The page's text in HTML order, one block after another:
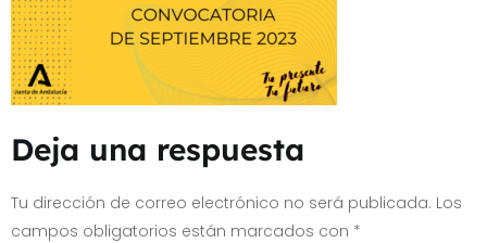
Deja una respuesta
Tu dirección de correo electrónico no será publicada. Los
campos obligatorios están marcados con *